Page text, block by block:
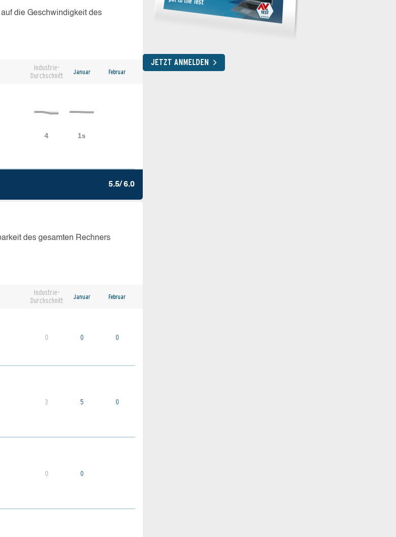
die Geschwindigkeit des
Industrie-
Durchschnitt
Januar Februar
5.5/ 6.0
des gesamten Rechners
Industrie-
Durchschnitt
Januar Februar
0 0 0
3 5 0
0 0
JETZT ANMELDEN